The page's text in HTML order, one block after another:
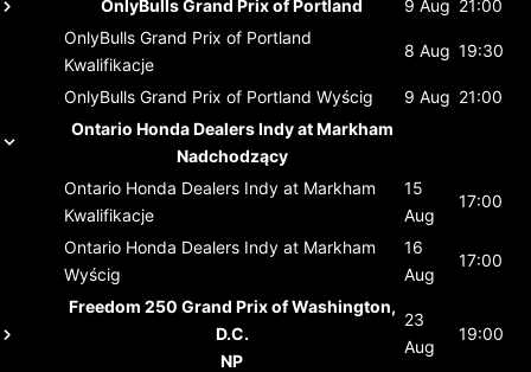
OnlyBulls Grand Prix of Portland 9 Aug 21:00
OnlyBulls Grand Prix of Portland
Kwalifikacje
8 Aug 19:30
OnlyBulls Grand Prix of Portland Wyścig 9 Aug 21:00
Ontario Honda Dealers Indy at Markham
Nadchodzący
Ontario Honda Dealers Indy at Markham
Kwalifikacje
15
Aug
17:00
Ontario Honda Dealers Indy at Markham
Wyścig
16
Aug
17:00
Freedom 250 Grand Prix of Washington,
D.C.
NP
23
Aug
19:00